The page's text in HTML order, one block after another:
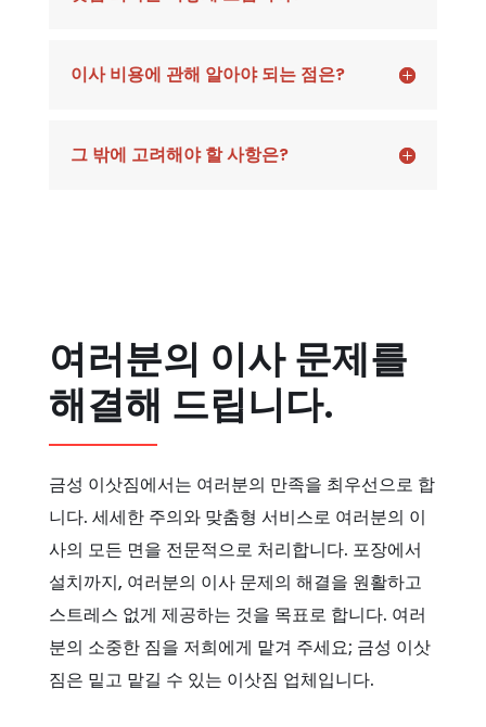
이사 비용에 관해 알아야 되는 점은?
그 밖에 고려해야 할 사항은?
여러분의 이사 문제를
해결해 드립니다.
금성 이삿짐에서는 여러분의 만족을 최우선으로 합
니다. 세세한 주의와 맞춤형 서비스로 여러분의 이
사의 모든 면을 전문적으로 처리합니다. 포장에서
설치까지, 여러분의 이사 문제의 해결을 원활하고
스트레스 없게 제공하는 것을 목표로 합니다. 여러
분의 소중한 짐을 저희에게 맡겨 주세요; 금성 이삿
짐은 밑고 맡길 수 있는 이삿짐 업체입니다.